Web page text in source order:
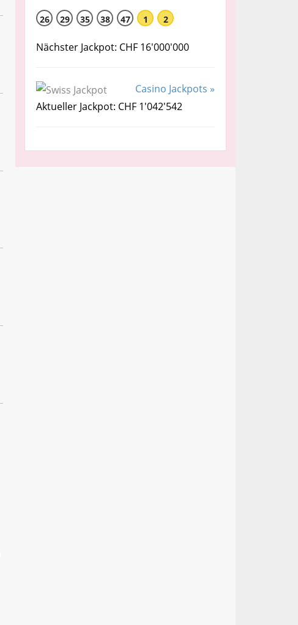
26 29 35 38 47 1 2
Nächster Jackpot: CHF 16'000'000
Casino Jackpots »
Aktueller Jackpot: CHF 1'042'542